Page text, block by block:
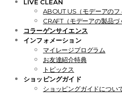
LIVE CLEAN
ABOUT US（モデーアのフ
CRAFT（モデーアの製品づ
コラーゲンサイエンス
インフォメーション
マイレージプログラム
お友達紹介特典
トピックス
ショッピングガイド
ショッピングガイドについ